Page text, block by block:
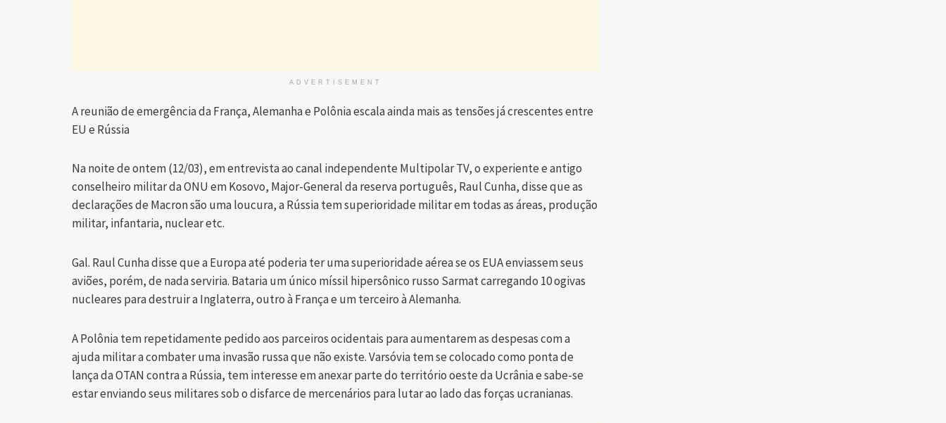
ADVERTISEMENT
A reunião de emergência da França, Alemanha e Polônia escala ainda mais as tensões já crescentes entre
EU e Rússia
Na noite de ontem (12/03), em entrevista ao canal independente Multipolar TV, o experiente e antigo
conselheiro militar da ONU em Kosovo, Major-General da reserva português, Raul Cunha, disse que as
declarações de Macron são uma loucura, a Rússia tem superioridade militar em todas as áreas, produção
militar, infantaria, nuclear etc.
Gal. Raul Cunha disse que a Europa até poderia ter uma superioridade aérea se os EUA enviassem seus
aviões, porém, de nada serviria. Bataria um único míssil hipersônico russo Sarmat carregando 10 ogivas
nucleares para destruir a Inglaterra, outro à França e um terceiro à Alemanha.
A Polônia tem repetidamente pedido aos parceiros ocidentais para aumentarem as despesas com a
ajuda militar a combater uma invasão russa que não existe. Varsóvia tem se colocado como ponta de
lança da OTAN contra a Rússia, tem interesse em anexar parte do território oeste da Ucrânia e sabe-se
estar enviando seus militares sob o disfarce de mercenários para lutar ao lado das forças ucranianas.